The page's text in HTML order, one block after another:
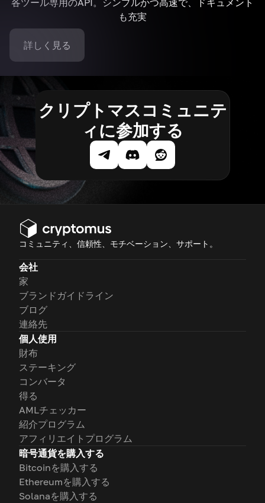
各ツール専用のAPI。シンプルかつ高速で、ドキュメント
も充実
詳しく見る
クリプトマスコミュニテ
ィに参加する
コミュニティ、信頼性、モチベーション、サポート。
会社
家
ブランドガイドライン
ブログ
連絡先
個人使用
財布
ステーキング
コンバータ
得る
AMLチェッカー
紹介プログラム
アフィリエイトプログラム
暗号通貨を購入する
Bitcoinを購入する
Ethereumを購入する
Solanaを購入する